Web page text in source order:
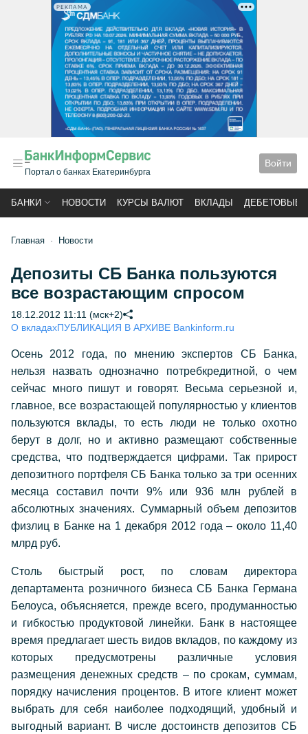
РЕКЛАМА
Портал о банках Екатеринбурга
Войти
БАНКИ НОВОСТИ КУРСЫ ВАЛЮТ ВКЛАДЫ ДЕБЕТОВЫЕ
Главная Новости
Депозиты СБ Банка пользуются
все возрастающим спросом
18.12.2012 11:11 (мск+2)
О вкладахПУБЛИКАЦИЯ В АРХИВЕ Bankinform.ru
Осень 2012 года, по мнению экспертов СБ Банка,
нельзя назвать однозначно потребкредитной, о чем
сейчас много пишут и говорят. Весьма серьезной и,
главное, все возрастающей популярностью у клиентов
пользуются вклады, то есть люди не только охотно
берут в долг, но и активно размещают собственные
средства, что подтверждается цифрами. Так прирост
депозитного портфеля СБ Банка только за три осенних
месяца составил почти 9% или 936 млн рублей в
абсолютных значениях. Суммарный объем депозитов
физлиц в Банке на 1 декабря 2012 года – около 11,40
млрд руб.
Столь быстрый рост, по словам директора
департамента розничного бизнеса СБ Банка Германа
Белоуса, объясняется, прежде всего, продуманностью
и гибкостью продуктовой линейки. Банк в настоящее
время предлагает шесть видов вкладов, по каждому из
которых предусмотрены различные условия
размещения денежных средств – по срокам, суммам,
порядку начисления процентов. В итоге клиент может
выбрать для себя наиболее подходящий, удобный и
выгодный вариант. В числе достоинств депозитов СБ